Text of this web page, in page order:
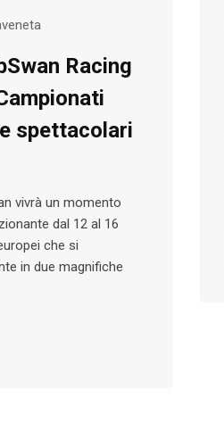
Racing
spettacolari
vivrà un momento
dal 12 al 16
che si
in due magnifiche